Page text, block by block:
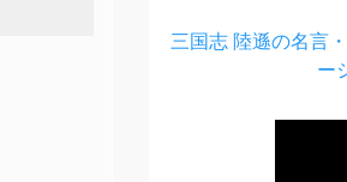
三国志 陸遜の名言
ー